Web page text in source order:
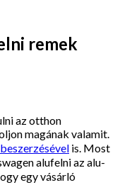
remek
az otthon
magának valamit.
is. Most
alufelni az alu-
egy vásárló